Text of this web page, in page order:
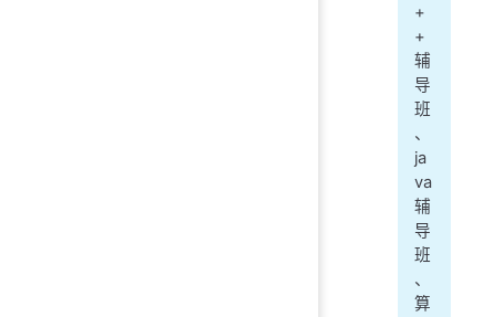
+
+
辅
导
班
、
ja
va
辅
导
班
、
算